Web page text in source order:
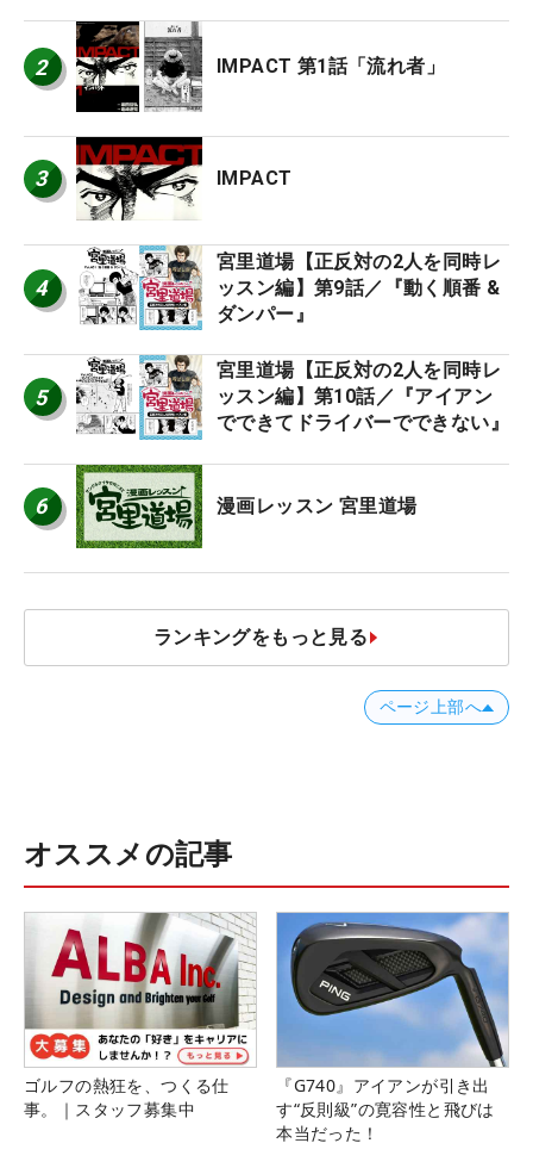
2 IMPACT 第1話「流れ者」
3 IMPACT
4
宮里道場【正反対の2人を同時レ
ッスン編】第9話／『動く順番 &
ダンパー』
5
宮里道場【正反対の2人を同時レ
ッスン編】第10話／『アイアン
でできてドライバーでできない』
6 漫画レッスン 宮里道場
ランキングをもっと見る
ページ上部へ
オススメの記事
ゴルフの熱狂を、つくる仕
事。｜スタッフ募集中
『G740』アイアンが引き出
す“反則級”の寛容性と飛びは
本当だった！